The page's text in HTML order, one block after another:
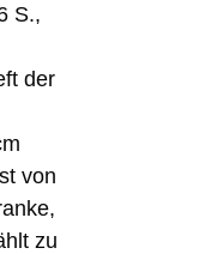
S.,
der
von
zu